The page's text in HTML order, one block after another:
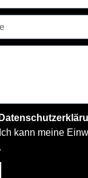
kann meine